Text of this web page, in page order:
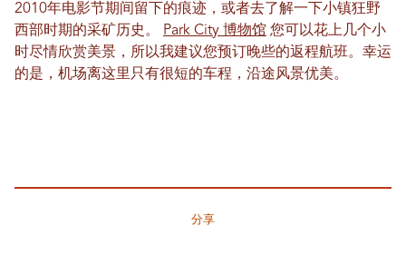
2010年电影节期间留下的痕迹，或者去了解一下小镇狂野
西部时期的采矿历史。
Park City 博物馆 您可以花上几个小
时尽情欣赏美景，所以我建议您预订晚些的返程航班。幸运
的是，机场离这里只有很短的车程，沿途风景优美。
分享